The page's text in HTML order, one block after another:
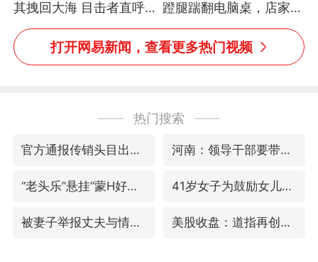
其拽回大海 目击者直呼
震惊 （视频来源：参考
消息）
蹬腿踹翻电脑桌，店家3
台显示器与机械臂损坏
打开网易新闻，查看更多热门视频
热门搜索
官方通报传销头目出狱办书院 河南：领导干部要带头休假
“老头乐”悬挂“蒙H好几个8”上路 41岁女子为鼓励女儿考研上岸985
被妻子举报丈夫与情人一审获刑1年 美股收盘：道指再创历史新高